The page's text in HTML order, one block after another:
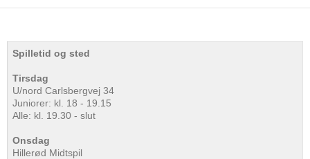
Spilletid og sted
Tirsdag
U/nord Carlsbergvej 34
Juniorer: kl. 18 - 19.15
Alle: kl. 19.30 - slut
Onsdag
Hillerød Midtspil